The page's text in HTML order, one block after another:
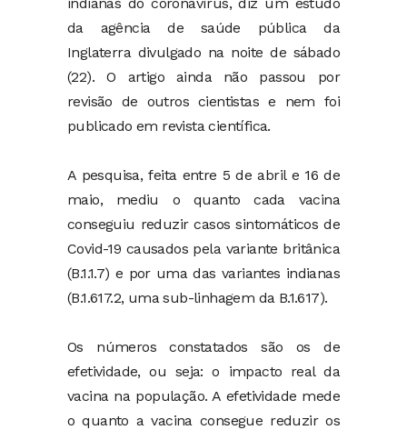
da agência de saúde pública da
Inglaterra divulgado na noite de sábado
(22). O artigo ainda não passou por
revisão de outros cientistas e nem foi
publicado em revista científica.
A pesquisa, feita entre 5 de abril e 16 de
maio, mediu o quanto cada vacina
conseguiu reduzir casos sintomáticos de
Covid-19 causados pela variante britânica
(B.1.1.7) e por uma das variantes indianas
(B.1.617.2, uma sub-linhagem da B.1.617).
Os números constatados são os de
efetividade, ou seja: o impacto real da
vacina na população. A efetividade mede
o quanto a vacina consegue reduzir os